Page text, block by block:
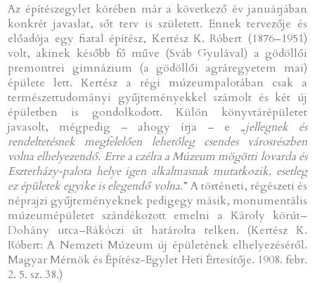
Az építészegylet körében már a következő év januárjában
konkrét javaslat, sőt terv is született. Ennek tervezője és
előadója egy fiatal építész, Kertész K. Róbert (1876–1951)
volt, akinek később fő műve (Sváb Gyulával) a gödöllői
premontrei gimnázium (a gödöllői agráregyetem mai)
épülete lett. Kertész a régi múzeumpalotában csak a
természettudományi gyűjteményekkel számolt és két új
épületben is gondolkodott. Külön könyvtárépületet
javasolt, mégpedig – ahogy írja – e „jellegnek és
rendeltetésnek megfelelően lehetőleg csendes városrészben
volna elhelyezendő. Erre a czélra a Múzeum mögötti lovarda és
Eszterházy-palota helye igen alkalmasnak mutatkozik, esetleg
ez épületek egyike is elegendő volna.” A történeti, régészeti és
néprajzi gyűjteményeknek pedigegy másik, monumentális
múzeumépületet szándékozott emelni a Károly körút–
Dohány utca–Rákóczi út határolta telken. (Kertész K.
Róbert: A Nemzeti Múzeum új épületének elhelyezéséről.
Magyar Mérnök és Építész-Egylet Heti Értesítője. 1908. febr.
2. 5. sz. 38.)